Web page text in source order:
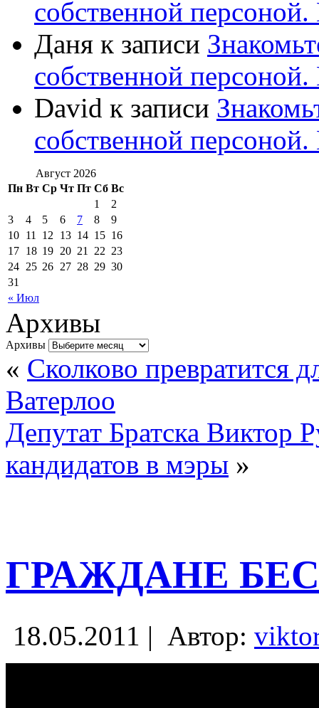
собственной
Даня к записи
собственной
David к записи
собственной
Август 2026
Пн Вт Ср Чт Пт Сб Вс
« Июл
1
2
3
4 5 6 7 8
9
10 11 12 13 14 15 16
17 18 19 20 21 22 23
24 25 26 27 28 29 30
31
Архивы
Архивы
« Сколково превратится
Ватерлоо
Депутат Братска Виктор
кандидатов в мэры »
ГРАЖДАНЕ
18.05.2011 | Автор: